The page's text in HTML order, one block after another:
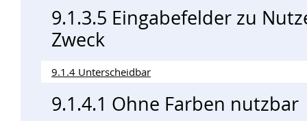
9.1.3.5 Eingabefelder zu
Zweck
9.1.4 Unterscheidbar
9.1.4.1 Ohne Farben nutzbar